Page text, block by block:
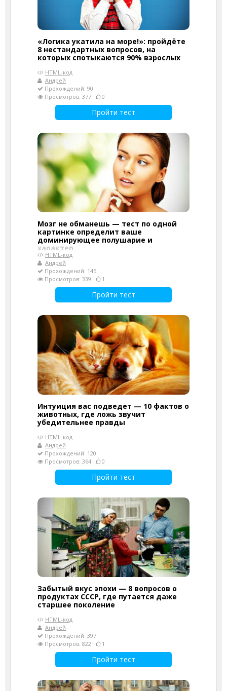
«Логика укатила на море!»: пройдёте
8 нестандартных вопросов, на
которых спотыкаются 90% взрослых
HTML-код
Андрей
Прохождений: 90
Просмотров: 377
0
Пройти тест
Мозг не обманешь — тест по одной
картинке определит ваше
доминирующее полушарие и
характер
HTML-код
Андрей
Прохождений: 145
Просмотров: 339
1
Пройти тест
Интуиция вас подведет — 10 фактов о
животных, где ложь звучит
убедительнее правды
HTML-код
Андрей
Прохождений: 120
Просмотров: 364
0
Пройти тест
Забытый вкус эпохи — 8 вопросов о
продуктах СССР, где путается даже
старшее поколение
HTML-код
Андрей
Прохождений: 397
Просмотров: 822
1
Пройти тест